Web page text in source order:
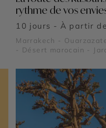
rythme de vos
10 jours - À partir de
Marrakech -
- Désert marocain -
et Tombeaux
Vallée des roses -